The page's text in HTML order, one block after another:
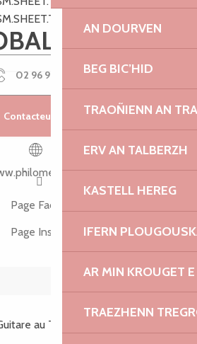
AN DOURVEN
BEG BIC’HID
TRAOÑIENN AN
ERV AN TALBERZH
KASTELL HEREG
IFERN
AR MIN KROUGET
TRAEZHENN
20:30
02 96 92 24 ▒▒
Contacteur par email
Page Facebook
Page Instagram
au Tap Room.